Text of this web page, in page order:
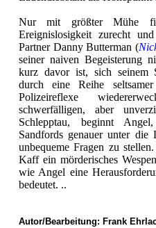
Nur mit größter Mühe
Ereignislosigkeit zurecht
Partner Danny Butterman (
seiner naiven Begeisterung
kurz davor ist, sich seinem
durch eine Reihe
Polizeireflexe
schwerfälligen, aber
Schlepptau, beginnt
Sandfords genauer unter
unbequeme Fragen zu
Kaff ein mörderisches
wie Angel eine
bedeutet. ..
Autor/Bearbeitung: Frank